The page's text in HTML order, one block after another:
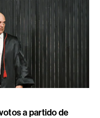
a partido de